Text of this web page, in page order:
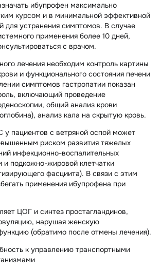
ибупрофен максимально
курсом и в минимальной эффективной
для устранения симптомов. В случае
применения более 10 дней,
с врачом.
лечения необходим контроль картины
и функционального состояния печени
симптомов гастропатии показан
включающий проведение
общий анализ крови
анализ кала на скрытую кровь.
пациентов с ветряной оспой может
риском развития тяжелых
инфекционно-воспалительных
и подкожно-жировой клетчатки
фасциита). В связи с этим
применения ибупрофена при
ЦОГ и синтез простагландинов,
нарушая женскую
(обратимо после отмены лечения).
к управлению транспортными